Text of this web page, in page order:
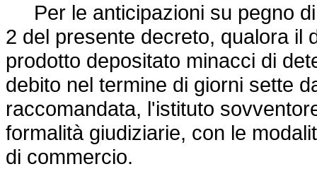
Per le anticipazioni su pegno
2 del presente decreto, qualora il
prodotto depositato minacci di
debito nel termine di giorni sette
raccomandata, l'istituto
formalità giudiziarie, con le
di commercio.